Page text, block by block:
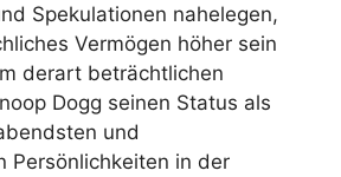
Spekulationen nahelegen,
Vermögen höher sein
derart beträchtlichen
Dogg seinen Status als
und
Persönlichkeiten in der